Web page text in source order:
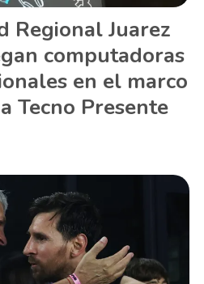
Regional Juarez
computadoras
en el marco
Tecno Presente